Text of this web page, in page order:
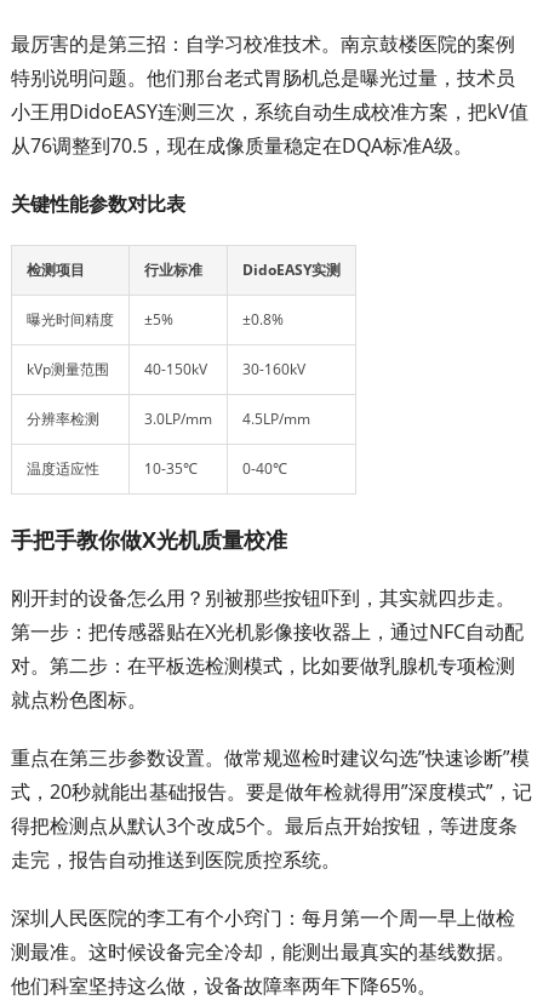
最厉害的是第三招：自学习校准技术。南京鼓楼医院的案例
特别说明问题。他们那台老式胃肠机总是曝光过量，技术员
小王用DidoEASY连测三次，系统自动生成校准方案，把kV值
从76调整到70.5，现在成像质量稳定在DQA标准A级。
关键性能参数对比表
检测项目 行业标准 DidoEASY实测
曝光时间精度 ±5% ±0.8%
kVp测量范围 40-150kV 30-160kV
分辨率检测 3.0LP/mm 4.5LP/mm
温度适应性 10-35℃ 0-40℃
手把手教你做X光机质量校准
刚开封的设备怎么用？别被那些按钮吓到，其实就四步走。
第一步：把传感器贴在X光机影像接收器上，通过NFC自动配
对。第二步：在平板选检测模式，比如要做乳腺机专项检测
就点粉色图标。
重点在第三步参数设置。做常规巡检时建议勾选”快速诊断”模
式，20秒就能出基础报告。要是做年检就得用”深度模式”，记
得把检测点从默认3个改成5个。最后点开始按钮，等进度条
走完，报告自动推送到医院质控系统。
深圳人民医院的李工有个小窍门：每月第一个周一早上做检
测最准。这时候设备完全冷却，能测出最真实的基线数据。
他们科室坚持这么做，设备故障率两年下降65%。